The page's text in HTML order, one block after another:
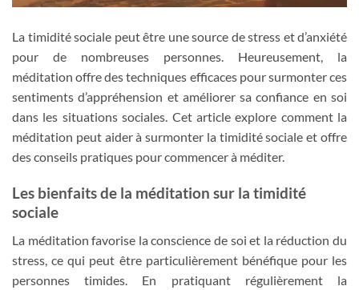
La timidité sociale peut être une source de stress et d’anxiété
pour de nombreuses personnes. Heureusement, la
méditation offre des techniques efficaces pour surmonter ces
sentiments d’appréhension et améliorer sa confiance en soi
dans les situations sociales. Cet article explore comment la
méditation peut aider à surmonter la timidité sociale et offre
des conseils pratiques pour commencer à méditer.
Les bienfaits de la méditation sur la timidité
sociale
La méditation favorise la conscience de soi et la réduction du
stress, ce qui peut être particulièrement bénéfique pour les
personnes timides. En pratiquant régulièrement la